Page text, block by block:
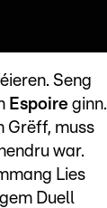
Seng
Espoire ginn.
Grëff, muss
war.
Lies
Duell